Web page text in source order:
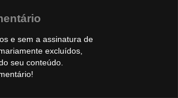
e sem a assinatura de
excluídos,
seu conteúdo.